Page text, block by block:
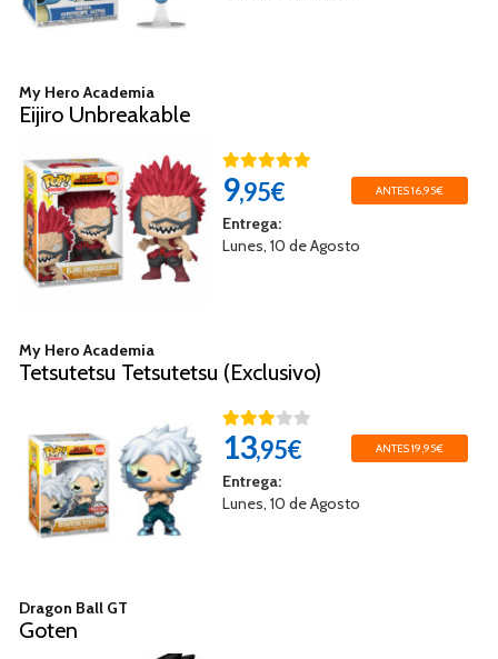
My Hero Academia
Eijiro Unbreakable
9,95€ ANTES 16,95€
Entrega:
Lunes, 10 de Agosto
My Hero Academia
Tetsutetsu Tetsutetsu (Exclusivo)
13,95€ ANTES 19,95€
Entrega:
Lunes, 10 de Agosto
Dragon Ball GT
Goten